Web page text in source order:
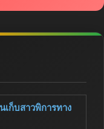
ก็บสาวพิการทาง